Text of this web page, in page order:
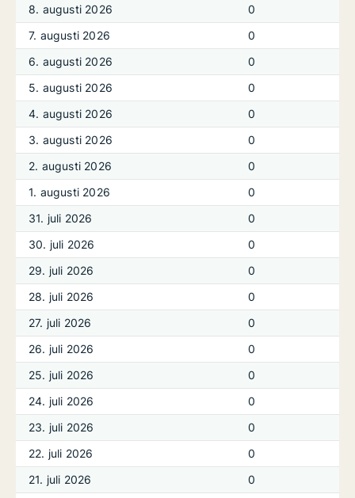
8. augusti 2026
0
7. augusti 2026
0
6. augusti 2026
0
5. augusti 2026
0
4. augusti 2026
0
3. augusti 2026
0
2. augusti 2026
0
1. augusti 2026
0
31. juli 2026
0
30. juli 2026
0
29. juli 2026
0
28. juli 2026
0
27. juli 2026
0
26. juli 2026
0
25. juli 2026
0
24. juli 2026
0
23. juli 2026
0
22. juli 2026
0
21. juli 2026
0